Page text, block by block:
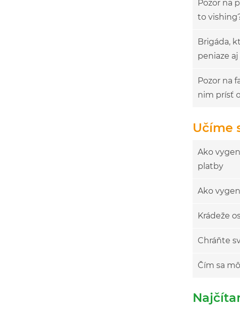
Pozor na
to
Brigáda,
peniaze
Pozor na
nim prísť
Učíme
Ako
platby
Ako
Krádeže
Chráňte
Čím sa